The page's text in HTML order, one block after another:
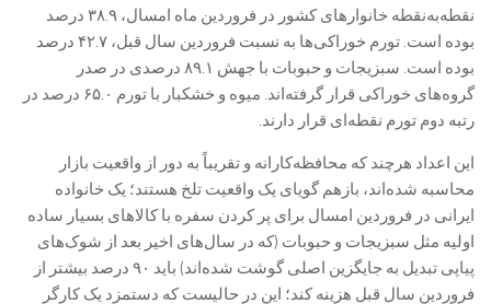
نقطه‌به‌نقطه خانوارهای کشور در فروردین ماه امسال، ۳۸.۹ درصد
بوده است. تورم خوراکی‌ها به نسبت فروردین سال قبل، ۴۲.۷ درصد
بوده است. سبزیجات و حبوبات با جهش ۸۹.۱ درصدی در صدر
گروه‌های خوراکی قرار گرفته‌اند. میوه و خشکبار با تورم ۶۵.۰ درصد در
رتبه دوم تورم نقطه‌ای قرار دارند.
این اعداد هرچند که محافظه‌کارانه و تقریباً به دور از واقعیت بازار
محاسبه شده‌اند، بازهم گویای یک واقعیت تلخ هستند؛ یک خانواده
ایرانی در فروردین امسال برای پر کردن سفره با کالاهای بسیار ساده
اولیه مثل سبزیجات و حبوبات (که در سال‌های اخیر بعد از شوک‌های
پیاپی تبدیل به جایگزین اصلی گوشت شده‌اند) باید ۹۰ درصد بیشتر از
فروردین سال قبل هزینه کند؛ این در حالیست که دستمزد یک کارگر